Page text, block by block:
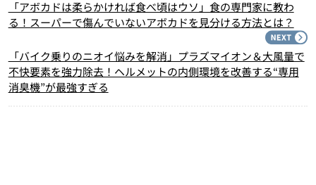
「アボカドは柔らかければ食べ頃はウソ」食の専門家に教わ
る！スーパーで傷んでいないアボカドを見分ける方法とは？
「バイク乗りのニオイ悩みを解消」プラズマイオン＆大風量で
不快要素を強力除去！ヘルメットの内側環境を改善する“専用
消臭機”が最強すぎる